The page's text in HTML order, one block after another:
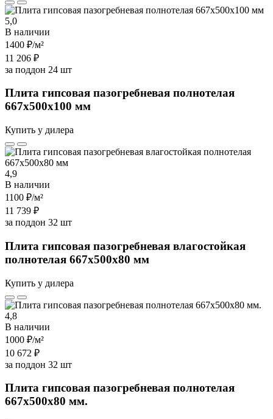
5,0
В наличии
1400 ₽/м²
11 206 ₽
за поддон 24 шт
Плита гипсовая пазогребневая полнотелая
667х500х100 мм
Купить у дилера
4,9
В наличии
1100 ₽/м²
11 739 ₽
за поддон 32 шт
Плита гипсовая пазогребневая влагостойкая
полнотелая 667х500х80 мм
Купить у дилера
4,8
В наличии
1000 ₽/м²
10 672 ₽
за поддон 32 шт
Плита гипсовая пазогребневая полнотелая
667х500х80 мм.